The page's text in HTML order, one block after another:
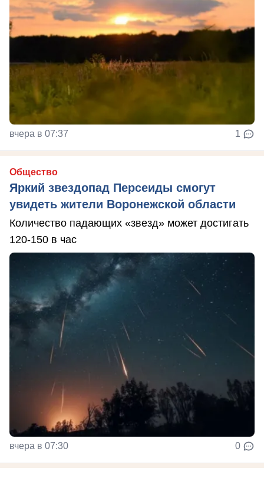
вчера в 07:37 1
Общество
Яркий звездопад Персеиды смогут
увидеть жители Воронежской области
Количество падающих «звезд» может достигать
120-150 в час
вчера в 07:30 0